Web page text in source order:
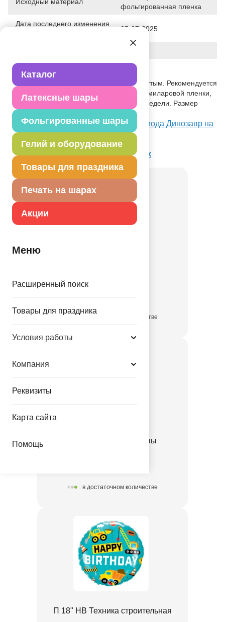
Каталог
Латексные шары
Фольгированные шары
Гелий и оборудование
Товары для праздника
Печать на шарах
Акции
Меню
Расширенный поиск
Товары для праздника
Условия работы
Компания
Реквизиты
Карта сайта
Помощь
фольгированная пленка
Дата последнего изменения
25-07-2025
Описание товара
Фольгированный шар продается ненадутым. Рекомендуется
надувать его гелием. Шар выполнен из миларовой пленки,
что позволяет ему не сдуваться более недели. Размер
Посмотреть П 18" Парк Юрского Периода Динозавр на
Портале оптовых закупок
Товар из раздела18", 20" Qualatex
в достаточном количестве
П 18" HB Пятна коровы
в достаточном количестве
П 18" HB Техника строительная